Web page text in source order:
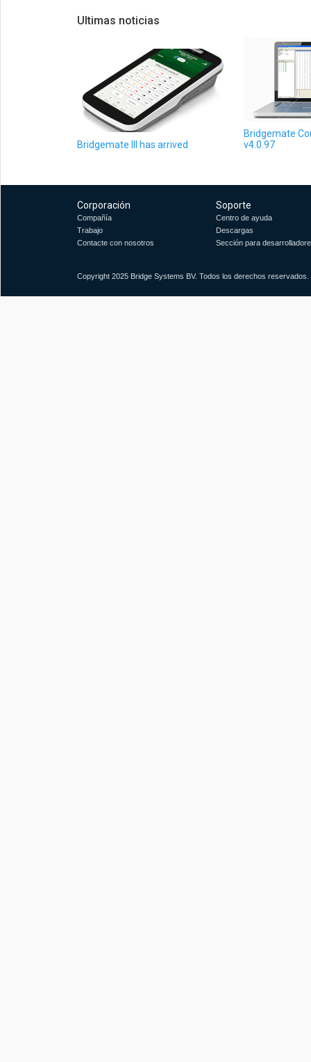
Ultimas noticias
Bridgemate III has arrived
Bridgemate
v4.0.97
Corporación
Compañía
Trabajo
Contacte con nosotros
Soporte
Centro de ayuda
Descargas
Sección para
Copyright 2025 Bridge Systems BV. Todos los derechos reservados.